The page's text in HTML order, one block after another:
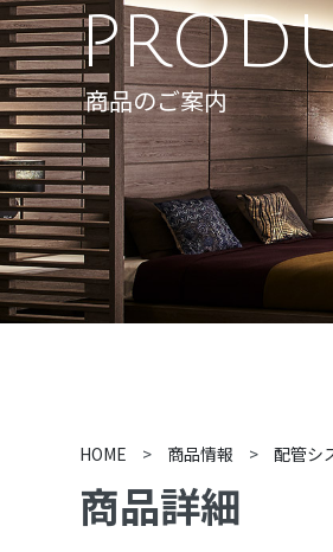
商品のご案内
HOME > 商品情報 > 配管シ
商品詳細